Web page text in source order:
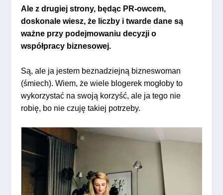
Ale z drugiej strony, będąc PR-owcem,
doskonale wiesz, że liczby i twarde dane są
ważne przy podejmowaniu decyzji o
współpracy biznesowej.
Są, ale ja jestem beznadziejną bizneswoman
(śmiech). Wiem, że wiele blogerek mogłoby to
wykorzystać na swoją korzyść, ale ja tego nie
robię, bo nie czuję takiej potrzeby.